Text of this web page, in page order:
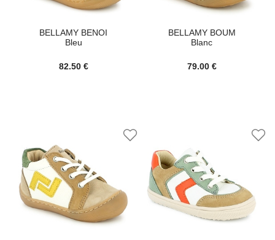
BELLAMY BENOI
Bleu
82.50 €
BELLAMY BOUM
Blanc
79.00 €